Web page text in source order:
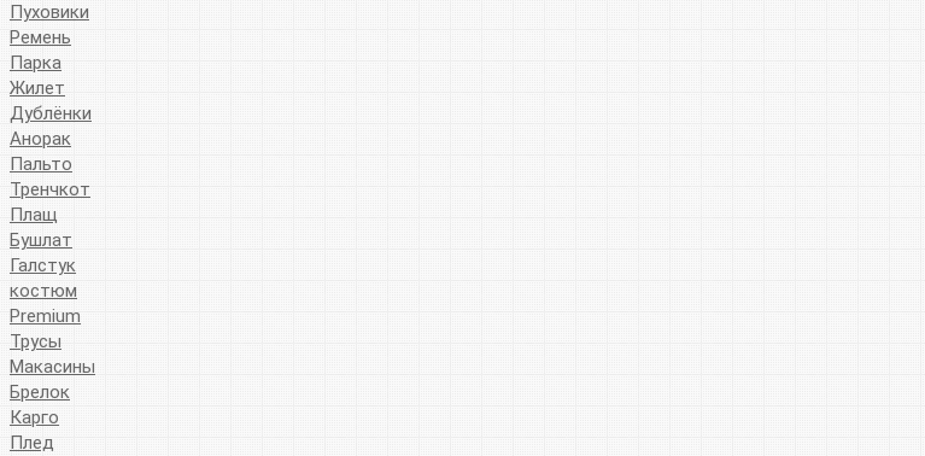
Пуховики
Ремень
Парка
Жилет
Дублёнки
Анорак
Пальто
Тренчкот
Плащ
Бушлат
Галстук
костюм
Premium
Трусы
Макасины
Брелок
Карго
Плед